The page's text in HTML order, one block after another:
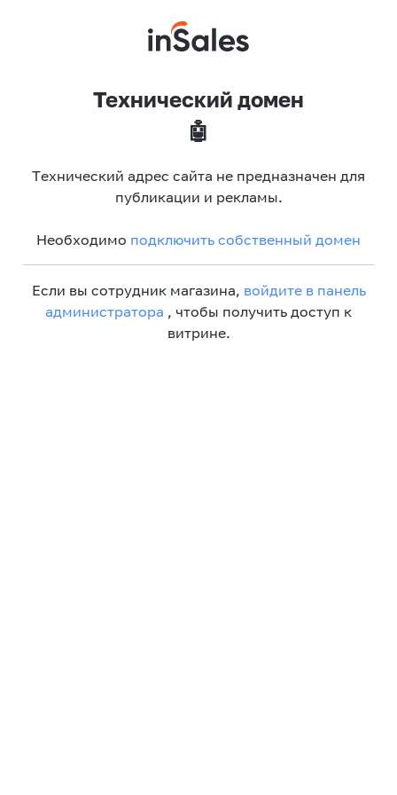
Технический домен
🤖
Технический адрес сайта не предназначен для
публикации и рекламы.
Необходимо подключить собственный домен
Если вы сотрудник магазина, войдите в панель
администратора , чтобы получить доступ к
витрине.